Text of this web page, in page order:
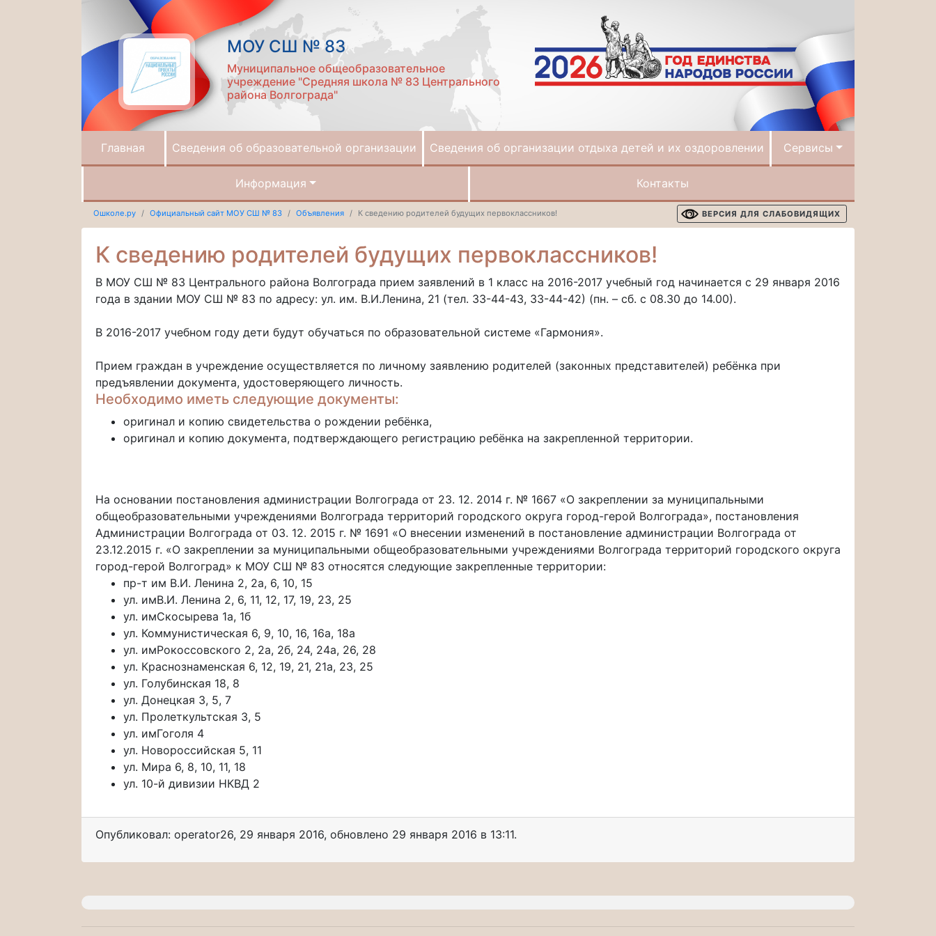
МОУ СШ № 83
Муниципальное общеобразовательное
учреждение "Средняя школа № 83 Центрального
района Волгограда"
Главная Сведения об образовательной организации Сведения об организации отдыха детей и их оздоровлении Сервисы
Информация Контакты
Ошколе.ру Официальный сайт МОУ СШ № 83 Объявления К сведению родителей будущих первоклассников! ВЕРСИЯ ДЛЯ СЛАБОВИДЯЩИХ
К сведению родителей будущих первоклассников!
В МОУ СШ № 83 Центрального района Волгограда прием заявлений в 1 класс на 2016-2017 учебный год начинается с 29 января 2016
года в здании МОУ СШ № 83 по адресу: ул. им. В.И.Ленина, 21 (тел. 33-44-43, 33-44-42) (пн. – сб. с 08.30 до 14.00).
В 2016-2017 учебном году дети будут обучаться по образовательной системе «Гармония».
Прием граждан в учреждение осуществляется по личному заявлению родителей (законных представителей) ребёнка при
предъявлении документа, удостоверяющего личность.
Необходимо иметь следующие документы:
оригинал и копию свидетельства о рождении ребёнка,
оригинал и копию документа, подтверждающего регистрацию ребёнка на закрепленной территории.
На основании постановления администрации Волгограда от 23. 12. 2014 г. № 1667 «О закреплении за муниципальными
общеобразовательными учреждениями Волгограда территорий городского округа город-герой Волгограда», постановления
Администрации Волгограда от 03. 12. 2015 г. № 1691 «О внесении изменений в постановление администрации Волгограда от
23.12.2015 г. «О закреплении за муниципальными общеобразовательными учреждениями Волгограда территорий городского округа
город-герой Волгоград» к МОУ СШ № 83 относятся следующие закрепленные территории:
пр-т им В.И. Ленина 2, 2а, 6, 10, 15
ул. имВ.И. Ленина 2, 6, 11, 12, 17, 19, 23, 25
ул. имСкосырева 1а, 1б
ул. Коммунистическая 6, 9, 10, 16, 16а, 18а
ул. имРокоссовского 2, 2а, 2б, 24, 24а, 26, 28
ул. Краснознаменская 6, 12, 19, 21, 21а, 23, 25
ул. Голубинская 18, 8
ул. Донецкая 3, 5, 7
ул. Пролеткультская 3, 5
ул. имГоголя 4
ул. Новороссийская 5, 11
ул. Мира 6, 8, 10, 11, 18
ул. 10-й дивизии НКВД 2
Опубликовал: operator26, 29 января 2016, обновлено 29 января 2016 в 13:11.